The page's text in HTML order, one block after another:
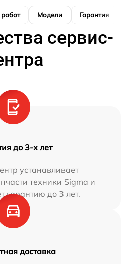
Модели Гарантия
сервис-
до 3-х лет
устанавливает
техники Sigma и
гарантию до 3 лет.
доставка